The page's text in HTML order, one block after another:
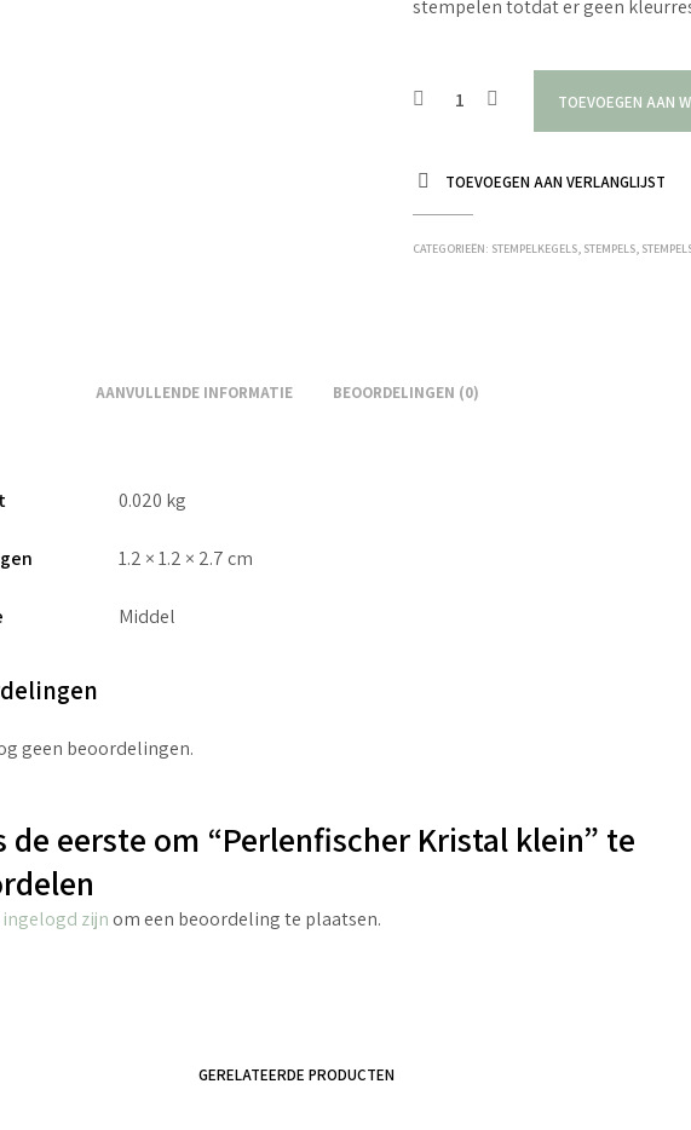
stempelen totdat er geen
TOEVOEGEN AAN
TOEVOEGEN AAN VERLANGLIJST
CATEGORIEËN: STEMPELKEGELS, STEMPELS,
AANVULLENDE INFORMATIE BEOORDELINGEN (0)
0.020 kg
1.2 × 1.2 × 2.7 cm
Middel
geen beoordelingen.
de eerste om “Perlenfischer Kristal klein” te
ingelogd zijnom een beoordeling te plaatsen.
GERELATEERDE PRODUCTEN